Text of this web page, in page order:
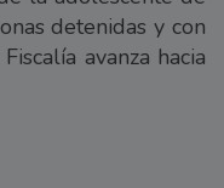
detenidas y con
avanza hacia